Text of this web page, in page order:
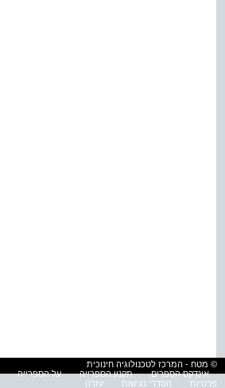
© מטח - המרכז לטכנולוגיה חינוכית
אינדקס הספרים
תקנון הספרייה על הספרייה
פרטיות
הסדרי נגישות עזרה